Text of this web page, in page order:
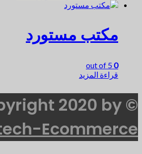
مكتب مستورد
0
قراءة المزيد
© All Copyright 2020 by
Ecommerce